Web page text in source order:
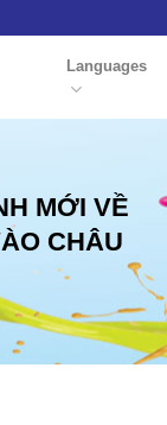
Languages
MỚI VỀ
CHÂU